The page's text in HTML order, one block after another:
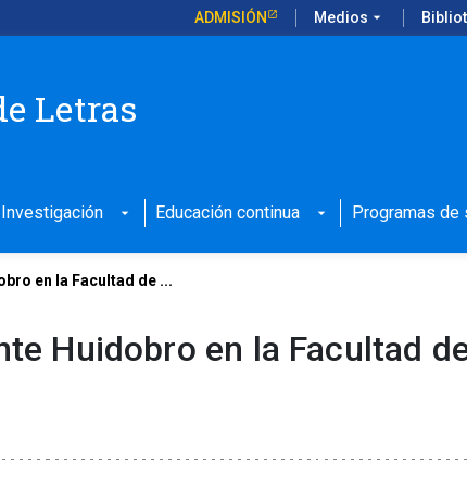
ADMISIÓN Medios arrow_drop_down
Letras
Investigación arrow_drop_down Educación continua arrow_drop_down Programas de
en la Facultad de ...
Huidobro en la Facultad